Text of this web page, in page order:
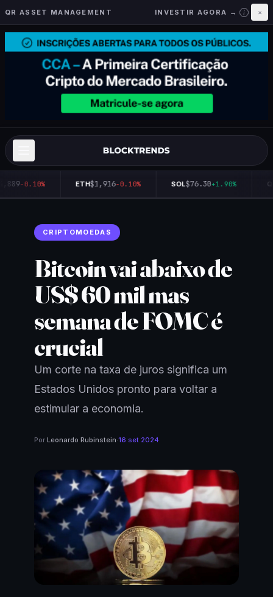
QR ASSET MANAGEMENT INVESTIR AGORA → i ×
-0.10% ETH$1,916-0.10% SOL$76.30+1.90%
CRIPTOMOEDAS
Bitcoin vai abaixo de
US$ 60 mil mas
semana de FOMC é
crucial
Um corte na taxa de juros significa um
Estados Unidos pronto para voltar a
estimular a economia.
Por Leonardo Rubinstein·16 set 2024